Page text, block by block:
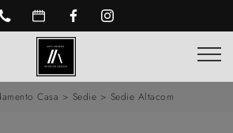
Casa > Sedie > Sedie Altacom